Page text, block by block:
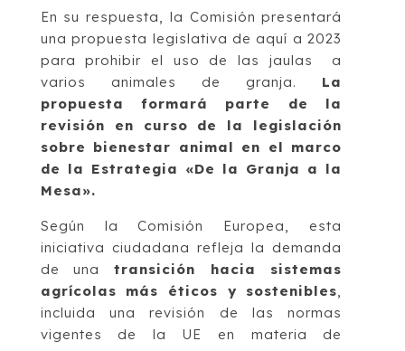
En su respuesta, la Comisión presentará
una propuesta legislativa de aquí a 2023
para prohibir el uso de las jaulas a
varios animales de granja. La
propuesta formará parte de la
revisión en curso de la legislación
sobre bienestar animal en el marco
de la Estrategia «De la Granja a la
Mesa».
Según la Comisión Europea, esta
iniciativa ciudadana refleja la demanda
de una transición hacia sistemas
agrícolas más éticos y sostenibles,
incluida una revisión de las normas
vigentes de la UE en materia de